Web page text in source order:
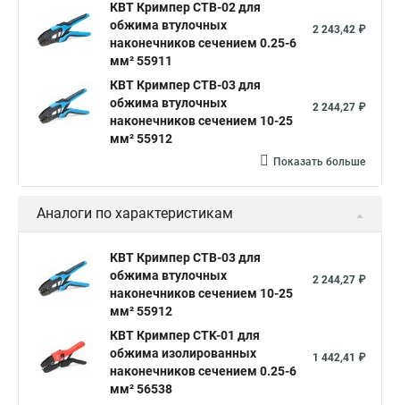
КВТ Кримпер CTB-02 для
обжима втулочных
наконечников сечением 0.25-6
мм² 55911
2 243,42 ₽
КВТ Кримпер CTB-03 для
обжима втулочных
наконечников сечением 10-25
мм² 55912
2 244,27 ₽
Показать больше
Аналоги по характеристикам
КВТ Кримпер CTB-03 для
обжима втулочных
наконечников сечением 10-25
мм² 55912
2 244,27 ₽
КВТ Кримпер CTK-01 для
обжима изолированных
наконечников сечением 0.25-6
мм² 56538
1 442,41 ₽